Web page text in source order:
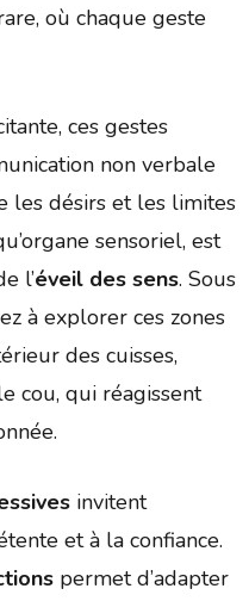
où chaque geste
ces gestes
non verbale
les désirs et les limites
sensoriel, est
l’éveil des sens. Sous
à explorer ces zones
des cuisses,
cou, qui réagissent
invitent
et à la confiance.
permet d’adapter